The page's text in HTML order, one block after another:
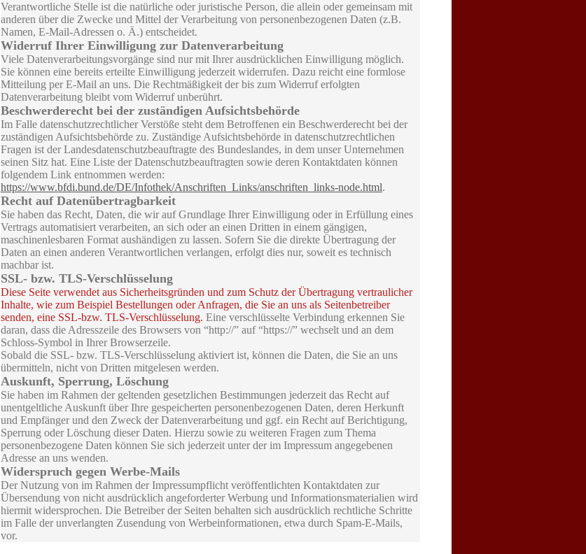
Verantwortliche Stelle ist die natürliche oder juristische Person, die allein oder gemeinsam mit
anderen über die Zwecke und Mittel der Verarbeitung von personenbezogenen Daten (z.B.
Namen, E-Mail-Adressen o. Ä.) entscheidet.
Widerruf Ihrer Einwilligung zur Datenverarbeitung
Viele Datenverarbeitungsvorgänge sind nur mit Ihrer ausdrücklichen Einwilligung möglich.
Sie können eine bereits erteilte Einwilligung jederzeit widerrufen. Dazu reicht eine formlose
Mitteilung per E-Mail an uns. Die Rechtmäßigkeit der bis zum Widerruf erfolgten
Datenverarbeitung bleibt vom Widerruf unberührt.
Beschwerderecht bei der zuständigen Aufsichtsbehörde
Im Falle datenschutzrechtlicher Verstöße steht dem Betroffenen ein Beschwerderecht bei der
zuständigen Aufsichtsbehörde zu. Zuständige Aufsichtsbehörde in datenschutzrechtlichen
Fragen ist der Landesdatenschutzbeauftragte des Bundeslandes, in dem unser Unternehmen
seinen Sitz hat. Eine Liste der Datenschutzbeauftragten sowie deren Kontaktdaten können
folgendem Link entnommen werden:
https://www.bfdi.bund.de/DE/Infothek/Anschriften_Links/anschriften_links-node.html.
Recht auf Datenübertragbarkeit
Sie haben das Recht, Daten, die wir auf Grundlage Ihrer Einwilligung oder in Erfüllung eines
Vertrags automatisiert verarbeiten, an sich oder an einen Dritten in einem gängigen,
maschinenlesbaren Format aushändigen zu lassen. Sofern Sie die direkte Übertragung der
Daten an einen anderen Verantwortlichen verlangen, erfolgt dies nur, soweit es technisch
machbar ist.
SSL- bzw. TLS-Verschlüsselung
Diese Seite verwendet aus Sicherheitsgründen und zum Schutz der Übertragung vertraulicher
Inhalte, wie zum Beispiel Bestellungen oder Anfragen, die Sie an uns als Seitenbetreiber
senden, eine SSL-bzw. TLS-Verschlüsselung. Eine verschlüsselte Verbindung erkennen Sie
daran, dass die Adresszeile des Browsers von “http://” auf “https://” wechselt und an dem
Schloss-Symbol in Ihrer Browserzeile.
Sobald die SSL- bzw. TLS-Verschlüsselung aktiviert ist, können die Daten, die Sie an uns
übermitteln, nicht von Dritten mitgelesen werden.
Auskunft, Sperrung, Löschung
Sie haben im Rahmen der geltenden gesetzlichen Bestimmungen jederzeit das Recht auf
unentgeltliche Auskunft über Ihre gespeicherten personenbezogenen Daten, deren Herkunft
und Empfänger und den Zweck der Datenverarbeitung und ggf. ein Recht auf Berichtigung,
Sperrung oder Löschung dieser Daten. Hierzu sowie zu weiteren Fragen zum Thema
personenbezogene Daten können Sie sich jederzeit unter der im Impressum angegebenen
Adresse an uns wenden.
Widerspruch gegen Werbe-Mails
Der Nutzung von im Rahmen der Impressumpflicht veröffentlichten Kontaktdaten zur
Übersendung von nicht ausdrücklich angeforderter Werbung und Informationsmaterialien wird
hiermit widersprochen. Die Betreiber der Seiten behalten sich ausdrücklich rechtliche Schritte
im Falle der unverlangten Zusendung von Werbeinformationen, etwa durch Spam-E-Mails,
vor.